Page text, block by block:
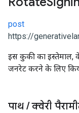
post
https://
इस कुकी का इस्तेमाल,
जनरेट करने के लिए
पाथ/क्वेरी